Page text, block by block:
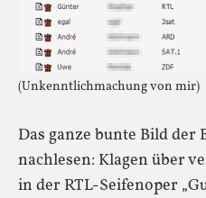
(Unkenntlichmachung von mir)
Das ganze bunte Bild der
nachlesen: Klagen über
in der RTL-Seifenoper